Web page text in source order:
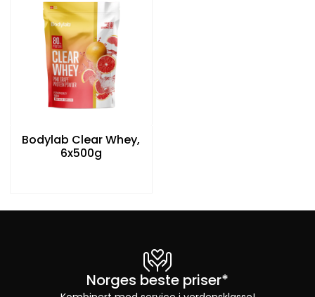
Bodylab Clear Whey,
6x500g
Norges beste priser*